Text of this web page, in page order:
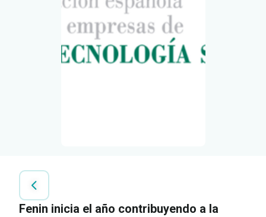
Fenin inicia el año contribuyendo a la